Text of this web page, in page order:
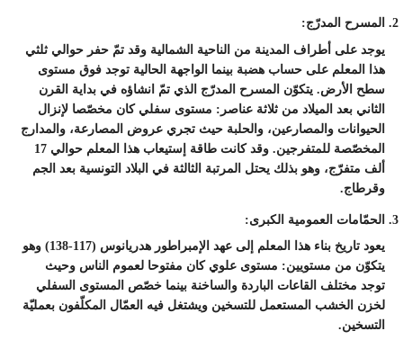
المسرح المدرّج:
يوجد على أطراف المدينة من الناحية الشمالية وقد تمّ حفر حوالي ثلثي
هذا المعلم على حساب هضبة بينما الواجهة الحالية توجد فوق مستوى
سطح الأرض. يتكوّن المسرح المدرّج الذي تمّ انشاؤه في بداية القرن
الثاني بعد الميلاد من ثلاثة عناصر: مستوى سفلي كان مخصّصا لإنزال
الحيوانات والمصارعين، والحلبة حيث تجري عروض المصارعة، والمدارج
المخصّصة للمتفرجين. وقد كانت طاقة إستيعاب هذا المعلم حوالي 17
ألف متفرّج، وهو بذلك يحتل المرتبة الثالثة في البلاد التونسية بعد الجم
وقرطاج.
الحمّامات العمومية الكبرى:
يعود تاريخ بناء هذا المعلم إلى عهد الإمبراطور هدريانوس (117-138) وهو
يتكوّن من مستويين: مستوى علوي كان مفتوحا لعموم الناس وحيث
توجد مختلف القاعات الباردة والساخنة بينما خصّص المستوى السفلي
لخزن الخشب المستعمل للتسخين ويشتغل فيه العمّال المكلّفون بعمليّة
التسخين.